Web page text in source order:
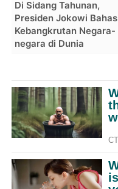
Di Sidang Tahunan,
Presiden Jokowi Bahas
Kebangkrutan Negara-
negara di Dunia